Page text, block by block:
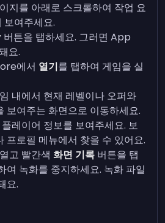
지를 아래로 스크롤하여 작업 요
보여주세요.
버튼을 탭하세요. 그러면 App
요.
에서 열기를 탭하여 게임을 실
내에서 현재 레벨이나 오퍼와
보여주는 화면으로 이동하세요.
레이어 정보를 보여주세요. 보
프로필 메뉴에서 찾을 수 있어요.
고 빨간색화면 기록 버튼을 탭
여 녹화를 중지하세요. 녹화 파일
요.